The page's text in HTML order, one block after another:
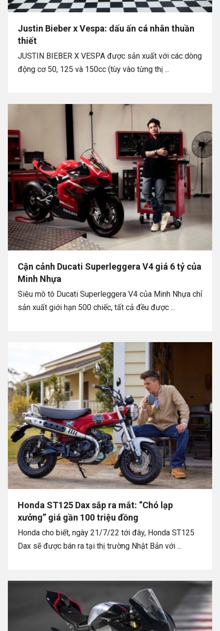
Justin Bieber x Vespa: dấu ấn cá nhân thuần
thiết
JUSTIN BIEBER X VESPA được sản xuất với các dòng
động cơ 50, 125 và 150cc (tùy vào từng thị ...
Cận cảnh Ducati Superleggera V4 giá 6 tỷ của
Minh Nhựa
Siêu mô tô Ducati Superleggera V4 của Minh Nhựa chỉ
sản xuất giới hạn 500 chiếc, tất cả đều được ...
Honda ST125 Dax sắp ra mắt: “Chó lạp
xưởng” giá gần 100 triệu đồng
Honda cho biết, ngày 21/7/22 tới đây, Honda ST125
Dax sẽ được bán ra tại thị trường Nhật Bản với ...